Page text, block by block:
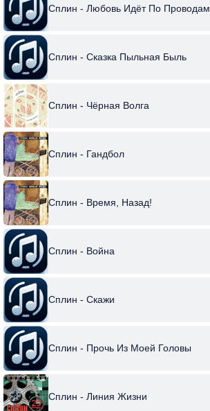
Сплин - Любовь Идёт По Проводам
Сплин - Сказка Пыльная Быль
Сплин - Чёрная Волга
Сплин - Гандбол
Сплин - Время, Назад!
Сплин - Война
Сплин - Скажи
Сплин - Прочь Из Моей Головы
Сплин - Линия Жизни